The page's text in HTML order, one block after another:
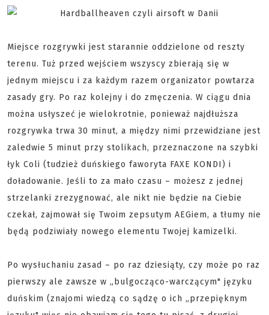
Miejsce rozgrywki jest starannie oddzielone od reszty
terenu. Tuż przed wejściem wszyscy zbierają się w
jednym miejscu i za każdym razem organizator powtarza
zasady gry. Po raz kolejny i do zmęczenia. W ciągu dnia
można usłyszeć je wielokrotnie, ponieważ najdłuższa
rozgrywka trwa 30 minut, a między nimi przewidziane jest
zaledwie 5 minut przy stolikach, przeznaczone na szybki
łyk Coli (tudzież duńskiego faworyta FAXE KONDI) i
doładowanie. Jeśli to za mało czasu – możesz z jednej
strzelanki zrezygnować, ale nikt nie będzie na Ciebie
czekał, zajmował się Twoim zepsutym AEGiem, a tłumy nie
będą podziwiały nowego elementu Twojej kamizelki.
Po wysłuchaniu zasad – po raz dziesiąty, czy może po raz
pierwszy ale zawsze w „bulgocząco-warczącym" języku
duńskim (znajomi wiedzą co sądzę o ich „przepięknym